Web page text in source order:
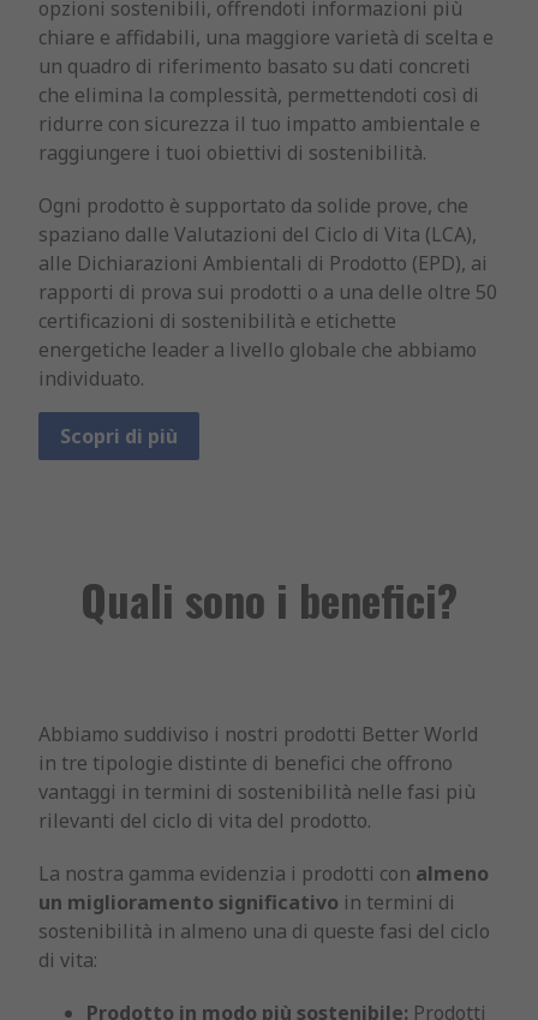
opzioni sostenibili, offrendoti informazioni più
chiare e affidabili, una maggiore varietà di scelta e
un quadro di riferimento basato su dati concreti
che elimina la complessità, permettendoti così di
ridurre con sicurezza il tuo impatto ambientale e
raggiungere i tuoi obiettivi di sostenibilità.
Ogni prodotto è supportato da solide prove, che
spaziano dalle Valutazioni del Ciclo di Vita (LCA),
alle Dichiarazioni Ambientali di Prodotto (EPD), ai
rapporti di prova sui prodotti o a una delle oltre 50
certificazioni di sostenibilità e etichette
energetiche leader a livello globale che abbiamo
individuato.
Scopri di più
Quali sono i benefici?
Abbiamo suddiviso i nostri prodotti Better World
in tre tipologie distinte di benefici che offrono
vantaggi in termini di sostenibilità nelle fasi più
rilevanti del ciclo di vita del prodotto.
La nostra gamma evidenzia i prodotti con almeno
un miglioramento significativo in termini di
sostenibilità in almeno una di queste fasi del ciclo
di vita:
Prodotto in modo più sostenibile: Prodotti